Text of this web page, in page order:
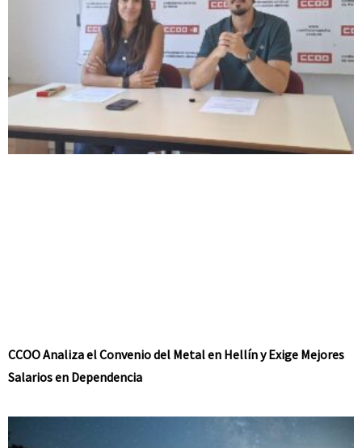
CCOO Analiza el Convenio del Metal en Hellín y Exige Mejores
Salarios en Dependencia